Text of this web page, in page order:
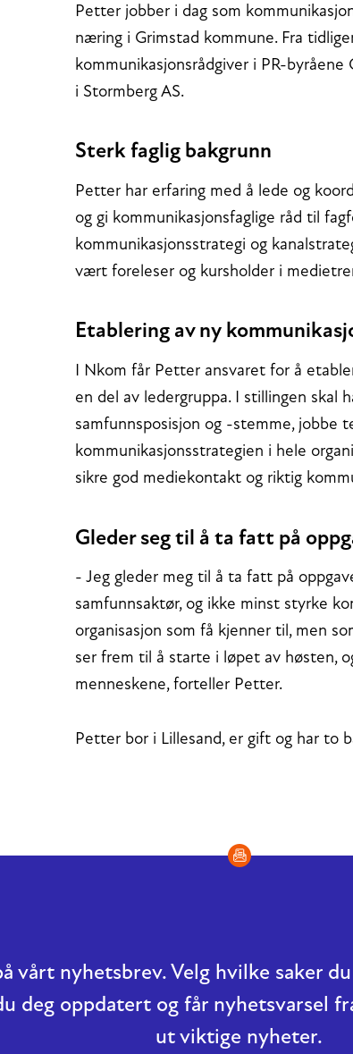
Petter jobber i dag som
næring i Grimstad kommune. Fra
kommunikasjonsrådgiver i PR-
i Stormberg AS.
Sterk faglig bakgrunn
Petter har erfaring med å lede og
og gi kommunikasjonsfaglige råd til
kommunikasjonsstrategi og
vært foreleser og kursholder i
Etablering av ny
I Nkom får Petter ansvaret for å
en del av ledergruppa. I stillingen skal
samfunnsposisjon og -stemme, jobbe
kommunikasjonsstrategien i hele
sikre god mediekontakt og riktig
Gleder seg til å ta fatt på
- Jeg gleder meg til å ta fatt på
samfunnsaktør, og ikke minst styrke
organisasjon som få kjenner til, men
ser frem til å starte i løpet av høsten,
menneskene, forteller Petter.
Petter bor i Lillesand, er gift og har to
vårt nyhetsbrev. Velg hvilke saker
deg oppdatert og får nyhetsvarsel
ut viktige nyheter.